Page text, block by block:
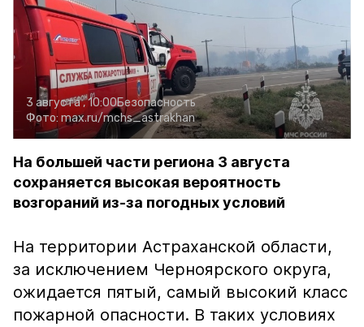
3 августа , 10:00Безопасность
Фото: max.ru/mchs_astrakhan
На большей части региона 3 августа
сохраняется высокая вероятность
возгораний из-за погодных условий
На территории Астраханской области,
за исключением Черноярского округа,
ожидается пятый, самый высокий класс
пожарной опасности. В таких условиях